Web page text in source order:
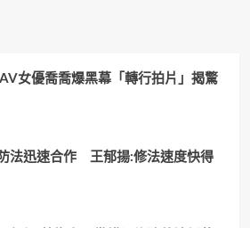
女優喬喬爆黑幕「轉行拍片」揭驚
法迅速合作 王郁揚:修法速度快得